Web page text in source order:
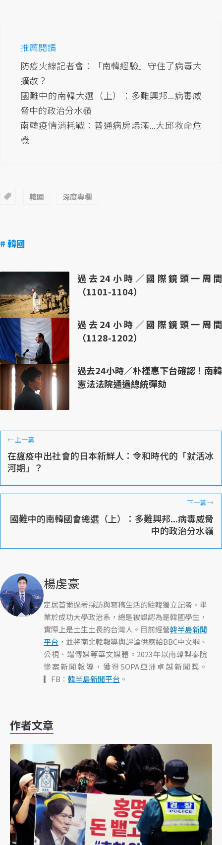
推薦閱讀
防疫火線記者會：「南韓經驗」守住了病毒大
擴散？
國難中的南韓大選（上）：多難興邦...病毒威
脅中的政治分水嶺
南韓疫情消耗戰：普通病房爆滿...大邱救命危
機
韓國 深度專欄
# 韓國
過去24小時／國際鏡頭一周間
（1101-1104）
過去24小時／國際鏡頭一周間
（1128-1202）
過去24小時／朴槿惠下台確認！南韓
憲法法院通過總統彈劾
← 上一篇
在瘟疫中出社會的日本新鮮人：令和時代的「就活冰
河期」？
下一篇→
國難中的南韓國會總選（上）：多難興邦...病毒威脅
中的政治分水嶺
楊虔豪
定居首爾過著採訪與寫稿生活的駐韓獨立記者。畢
業於成功大學政治系，總是被誤認為是韓國學生，
實際上是土生土長的台灣人。目前經營韓半島新聞
平台 ，並將南北韓報導與評論供應給BBC中文網、
公視、端傳媒等華文媒體。2023年以南韓梨泰院
慘案新聞報導，獲得SOPA亞洲卓越新聞獎。
▎FB： 韓半島新聞平台 。
作者文章